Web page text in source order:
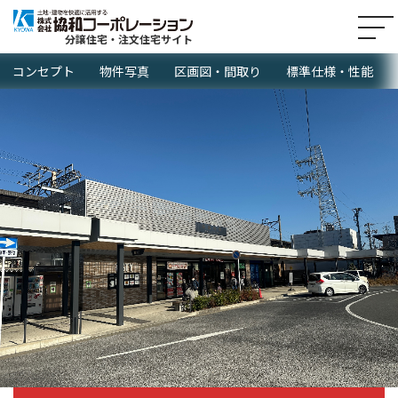
分譲住宅・注文住宅サイト
コンセプト 物件写真 区画図・間取り 標準仕様・性能